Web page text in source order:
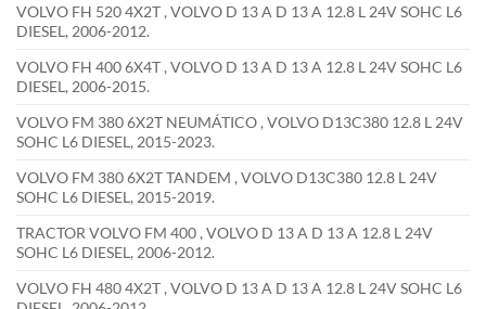
VOLVO FH 520 4X2T , VOLVO D 13 A D 13 A 12.8 L 24V SOHC L6
DIESEL, 2006-2012.
VOLVO FH 400 6X4T , VOLVO D 13 A D 13 A 12.8 L 24V SOHC L6
DIESEL, 2006-2015.
VOLVO FM 380 6X2T NEUMÁTICO , VOLVO D13C380 12.8 L 24V
SOHC L6 DIESEL, 2015-2023.
VOLVO FM 380 6X2T TANDEM , VOLVO D13C380 12.8 L 24V
SOHC L6 DIESEL, 2015-2019.
TRACTOR VOLVO FM 400 , VOLVO D 13 A D 13 A 12.8 L 24V
SOHC L6 DIESEL, 2006-2012.
VOLVO FH 480 4X2T , VOLVO D 13 A D 13 A 12.8 L 24V SOHC L6